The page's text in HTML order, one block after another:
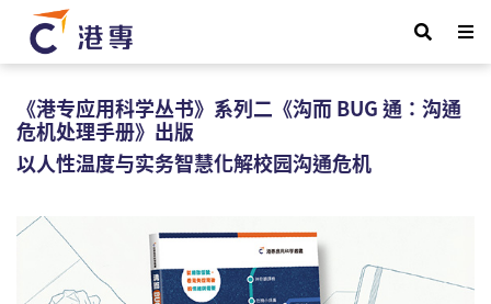
《港专应用科学丛书》系列二《沟而 BUG 通：沟通
危机处理手册》出版
以人性温度与实务智慧化解校园沟通危机